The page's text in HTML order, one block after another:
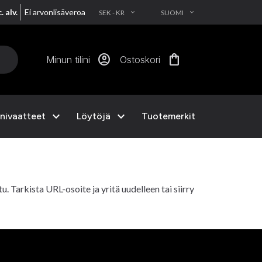
alv. Ei arvonlisäveroa SEK - KR EXPAND_MORE SUOMI EXPAND_MORE
Minun tilini account_circle Ostoskori shopping_bag
expand_more Löytöjä expand_more Tuotemerkit
Tarkista URL-osoite ja yritä uudelleen tai siirry